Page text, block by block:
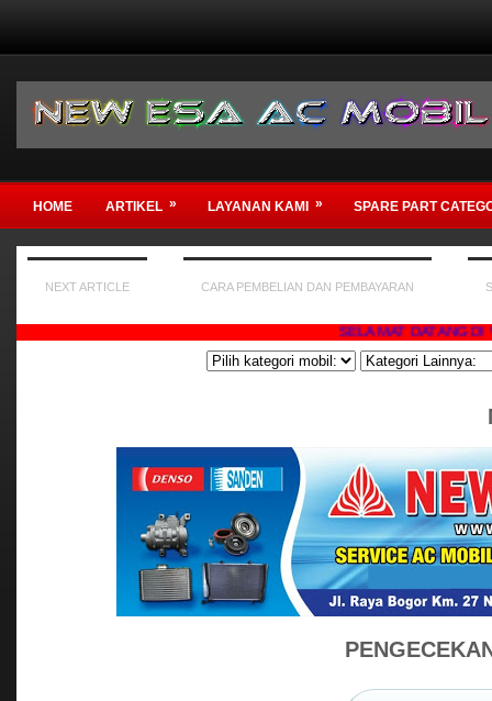
HOME ARTIKEL » LAYANAN KAMI » SPARE PART
NEXT ARTICLE CARA PEMBELIAN DAN PEMBAYARAN
SELAMAT DATANG DI